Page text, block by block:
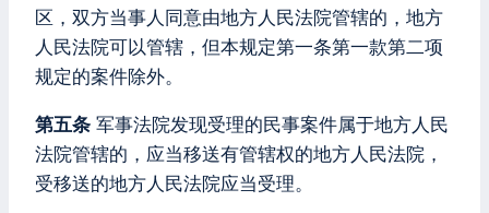
区，双方当事人同意由地方人民法院管辖的，地方
人民法院可以管辖，但本规定第一条第一款第二项
规定的案件除外。
第五条 军事法院发现受理的民事案件属于地方人民
法院管辖的，应当移送有管辖权的地方人民法院，
受移送的地方人民法院应当受理。